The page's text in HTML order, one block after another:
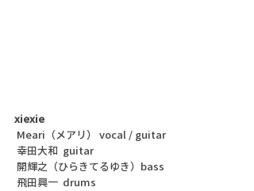
xiexie
Meari（メアリ） vocal / guitar
幸田大和  guitar
開輝之（ひらきてるゆき）bass
飛田興一  drums